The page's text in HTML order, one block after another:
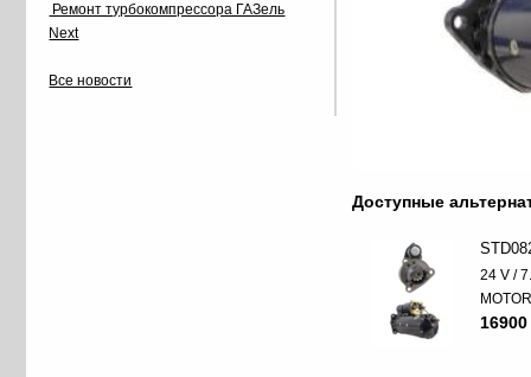
Доступные
24 V /
Ремонт турбокомпрессора ГАЗель
Next
Все новости